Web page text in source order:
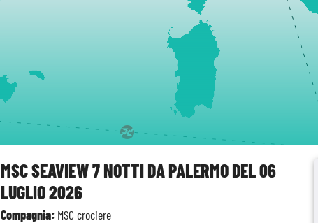
MSC SEAVIEW 7 NOTTI DA PALERMO DEL 06
LUGLIO 2026
Compagnia: MSC crociere